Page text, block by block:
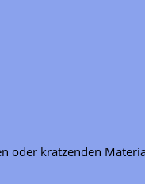
oder kratzenden